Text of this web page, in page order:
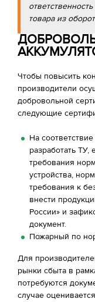
товара из
Чтобы повысить
производители
добровольной
следующие
На
разработать
требования
устройства,
требования к
внести
России» и
документ.
Пожарный по
Для
рынки сбыта в
потребуются
случае